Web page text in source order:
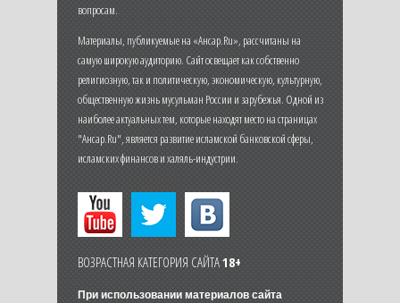
вопросам.
Материалы, публикуемые на «Ансар.Ru», рассчитаны на
самую широкую аудиторию. Сайт освещает как собственно
религиозную, так и политическую, экономическую, культурную,
общественную жизнь мусульман России и зарубежья. Одной из
наиболее актуальных тем, которые находят место на страницах
"Ансар.Ru", является развитие исламской банковской сферы,
исламских финансов и халяль-индустрии.
ВОЗРАСТНАЯ КАТЕГОРИЯ САЙТА18+
При использовании материалов сайта